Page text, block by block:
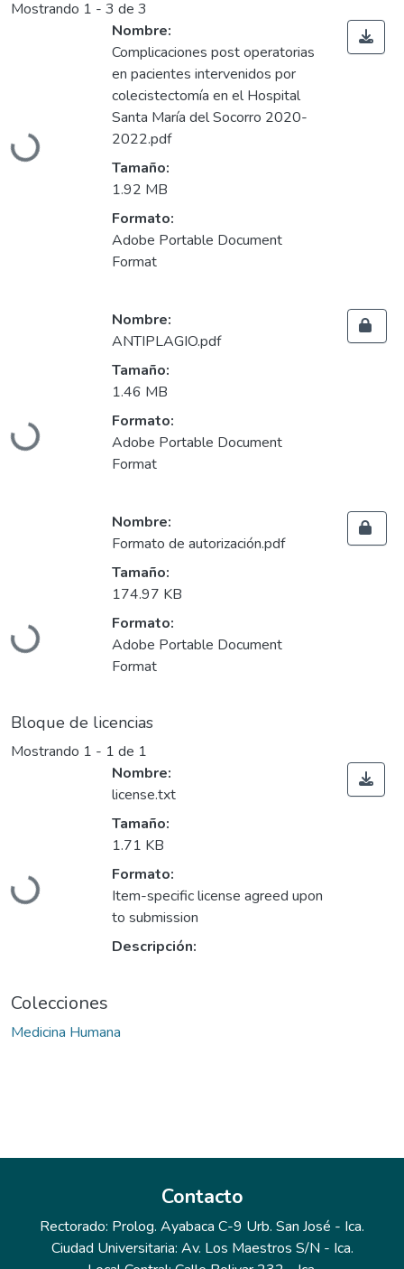
Mostrando 1 - 3 de 3
Cargando...
Nombre:
Complicaciones post operatorias
en pacientes intervenidos por
colecistectomía en el Hospital
Santa María del Socorro 2020-
2022.pdf
Tamaño:
1.92 MB
Formato:
Adobe Portable Document
Format
Cargando...
Nombre:
ANTIPLAGIO.pdf
Tamaño:
1.46 MB
Formato:
Adobe Portable Document
Format
Cargando...
Nombre:
Formato de autorización.pdf
Tamaño:
174.97 KB
Formato:
Adobe Portable Document
Format
Bloque de licencias
Mostrando 1 - 1 de 1
Cargando...
Nombre:
license.txt
Tamaño:
1.71 KB
Formato:
Item-specific license agreed upon
to submission
Descripción:
Colecciones
Medicina Humana
Contacto
Rectorado: Prolog. Ayabaca C-9 Urb. San José - Ica.
Ciudad Universitaria: Av. Los Maestros S/N - Ica.